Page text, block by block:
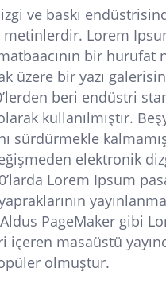
ve baskı
metinlerdir. Lorem
bir hurufat
üzere bir yazı
beri endüstri
kullanılmıştır.
sürdürmekle
elektronik
Lorem Ipsum
PageMaker gibi
masaüstü
olmuştur.